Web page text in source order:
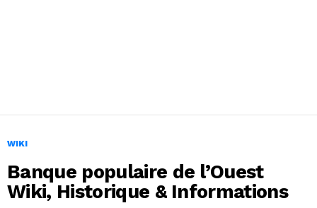
WIKI
Banque populaire de l’Ouest
Wiki, Historique & Informations